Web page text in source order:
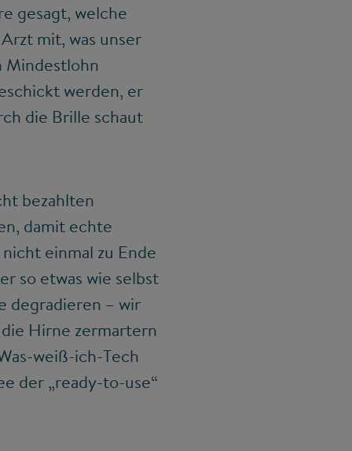
gesagt, welche
mit, was unser
Mindestlohn
werden, er
die Brille schaut
bezahlten
damit echte
einmal zu Ende
so etwas wie selbst
degradieren – wir
Hirne zermartern
weiß-ich-Tech
der „ready-to-use“